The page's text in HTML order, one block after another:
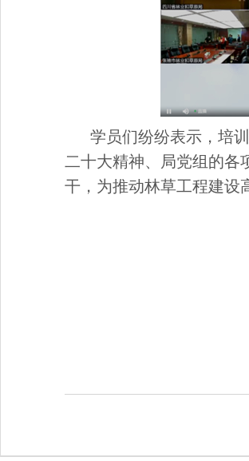
学员们纷纷表示，培
二十大精神、局党组的各
干，为推动林草工程建设